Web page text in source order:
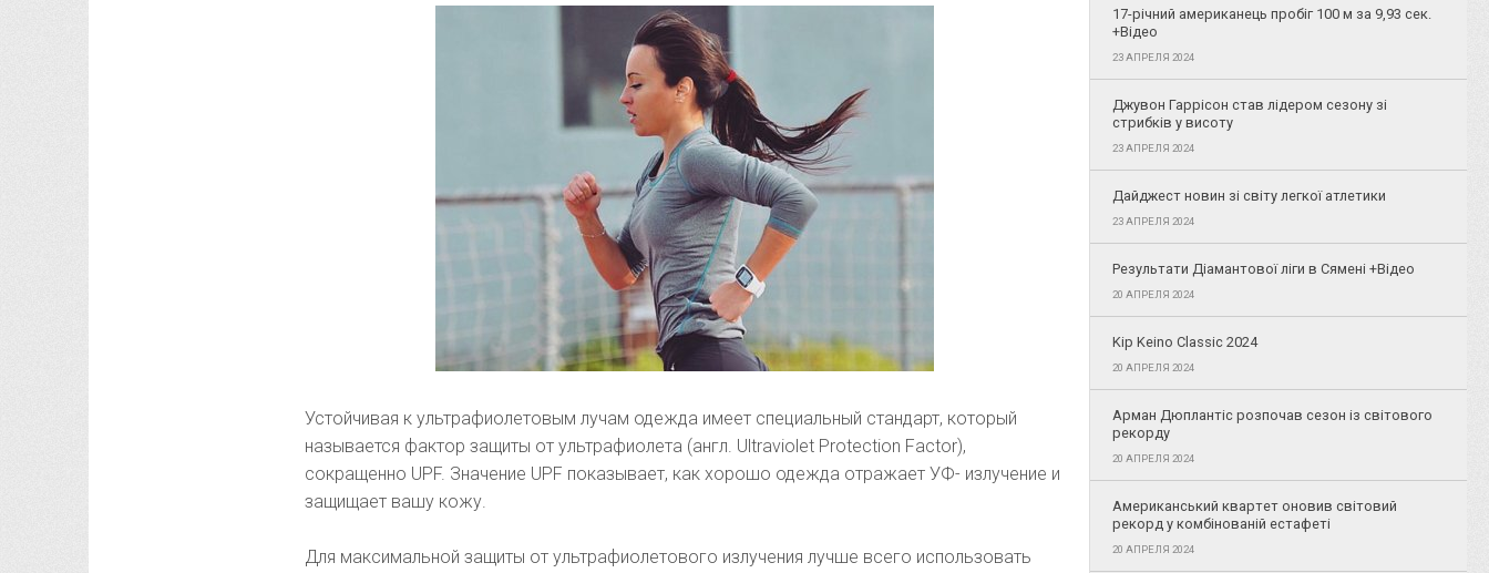
Устойчивая к ультрафиолетовым лучам одежда имеет специальный стандарт, который
называется фактор защиты от ультрафиолета (англ. Ultraviolet Protection Factor),
сокращенно UPF. Значение UPF показывает, как хорошо одежда отражает УФ- излучение и
защищает вашу кожу.
Для максимальной защиты от ультрафиолетового излучения лучше всего использовать
17-річний американець пробіг 100 м за 9,93 сек.
+Відео
23 АПРЕЛЯ 2024
Джувон Гаррісон став лідером сезону зі
стрибків у висоту
23 АПРЕЛЯ 2024
Дайджест новин зі світу легкої атлетики
23 АПРЕЛЯ 2024
Результати Діамантової ліги в Сямені +Відео
20 АПРЕЛЯ 2024
Kip Keino Classic 2024
20 АПРЕЛЯ 2024
Арман Дюплантіс розпочав сезон із світового
рекорду
20 АПРЕЛЯ 2024
Американський квартет оновив світовий
рекорд у комбінованій естафеті
20 АПРЕЛЯ 2024